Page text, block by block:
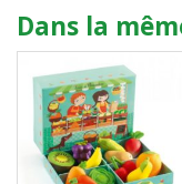
Dans la